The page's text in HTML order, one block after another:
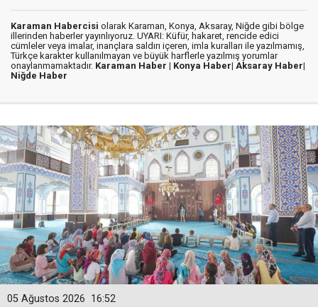
Karaman Habercisi olarak Karaman, Konya, Aksaray, Niğde gibi bölge
illerinden haberler yayınlıyoruz. UYARI: Küfür, hakaret, rencide edici
cümleler veya imalar, inançlara saldırı içeren, imla kuralları ile yazılmamış,
Türkçe karakter kullanılmayan ve büyük harflerle yazılmış yorumlar
onaylanmamaktadır. Karaman Haber | Konya Haber| Aksaray Haber|
Niğde Haber
16:52
05 Ağustos 2026